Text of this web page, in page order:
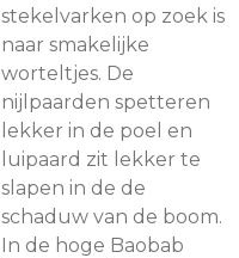
stekelvarken op zoek is
naar smakelijke
worteltjes. De
nijlpaarden spetteren
lekker in de poel en
luipaard zit lekker te
slapen in de de
schaduw van de boom.
In de hoge Baobab